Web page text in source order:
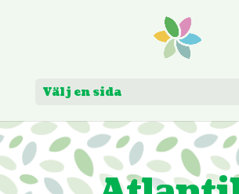
Välj en sida